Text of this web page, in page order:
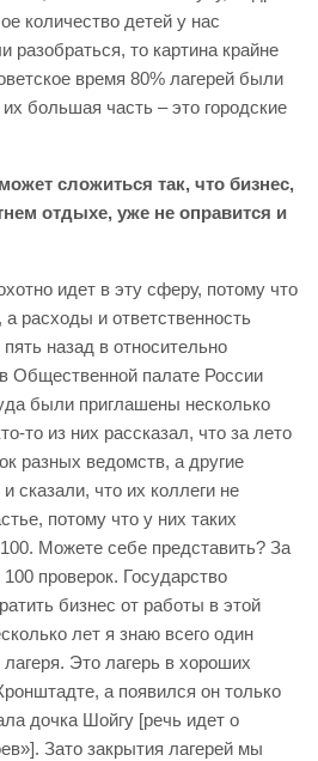
количество детей у нас
разобраться, то картина крайне
время 80% лагерей были
большая часть – это городские
сложиться так, что бизнес,
отдыхе, уже не оправится и
идет в эту сферу, потому что
расходы и ответственность
назад в относительно
Общественной палате России
были приглашены несколько
то из них рассказал, что за лето
разных ведомств, а другие
сказали, что их коллеги не
потому что у них таких
Можете себе представить? За
проверок. Государство
бизнес от работы в этой
лет я знаю всего один
Это лагерь в хороших
а появился он только
дочка Шойгу [речь идет о
Зато закрытия лагерей мы